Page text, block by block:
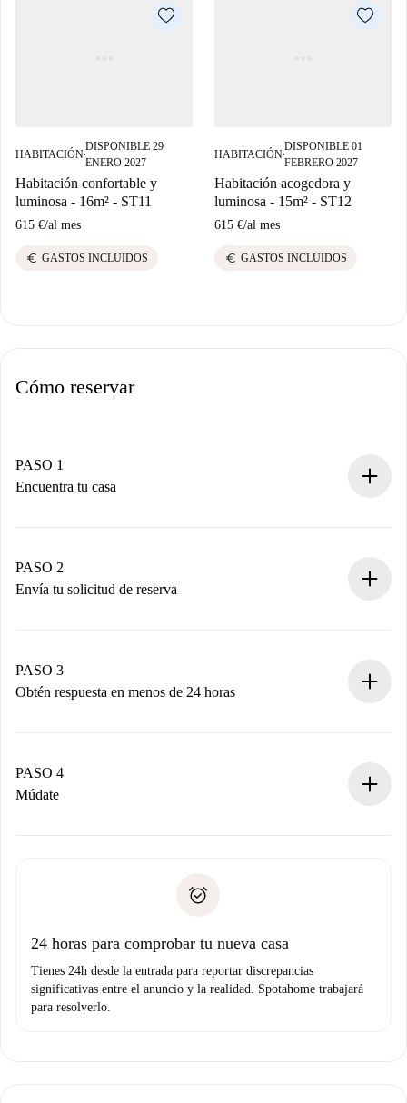
HABITACIÓN■
DISPONIBLE 29
ENERO 2027
Habitación confortable y
luminosa - 16m² - ST11
615 €/al mes
euro GASTOS INCLUIDOS
HABITACIÓN■
DISPONIBLE 01
FEBRERO 2027
Habitación acogedora y
luminosa - 15m² - ST12
615 €/al mes
euro GASTOS INCLUIDOS
Cómo reservar
PASO 1
Encuentra tu casa
Tienes toda la información necesaria por adelantado.
PASO 2
Envía tu solicitud de reserva
propietario acepte.
PASO 3
Obtén respuesta en menos de 24 horas
contacto con el propietario.
Si es rechazada: No te haremos ningún cargo y te
Prueba de solvencia
PASO 4
Múdate
no nos comunicas ningún problema.
24 horas para comprobar tu nueva casa
Tienes 24h desde la entrada para reportar discrepancias
significativas entre el anuncio y la realidad. Spotahome trabajará
para resolverlo.